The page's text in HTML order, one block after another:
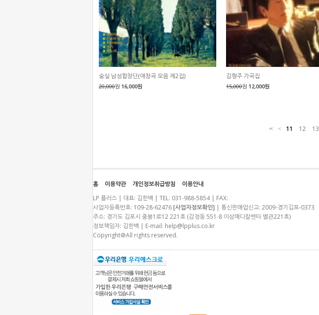
숭실 남성합창단(애창곡 모음 제2집)
20,000원 16,000원
김형주 가곡집
15,000원 12,000원
<< < 11 12 13
홈 이용약관 개인정보취급방침
이용안내
LP 플러스 | 대표: 김한백 | TEL: 031-988-5854 | FAX:
사업자등록번호: 109-28-62476[사업자정보확인] | 통신판매업신고: 2009-경기김포-0373
주소: 경기도 김포시 중봉1로12 221호 (감정동 551-8 이삼메디칼쎈타 별관221호)
정보책임자: 김한백 | E-mail: help@lpplus.co.kr
Copyright＠All rights reserved.